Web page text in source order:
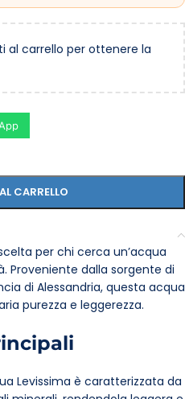
al carrello per ottenere la
CARRELLO
per chi cerca un’acqua
Proveniente dalla sorgente di
di Alessandria, questa acqua
purezza e leggerezza.
Levissima è caratterizzata da